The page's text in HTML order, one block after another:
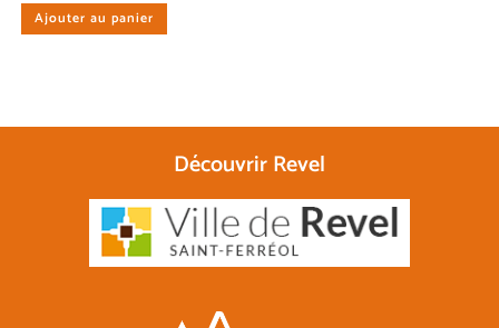
Ajouter au panier
Découvrir Revel